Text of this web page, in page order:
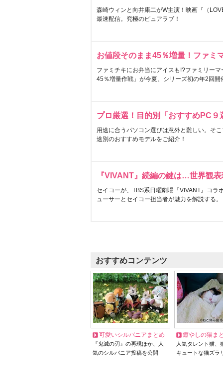
森崎ウィンと向井康二がW主演！映画『（
最速配信。究極のピュアラブ！
お値段そのまま45％増量！ファミ
ファミチキにお弁当にアイスも!?ファミリー
45％増量作戦」が今夏、シリーズ初の年2回開
プロ厳選！目的別「おすすめPC９
用途に合うパソコン選びは意外と難しい。そ
途別のおすすめモデルをご紹介！
『VIVANT』続編の鍵は…世界観
セイコーが、TBS系日曜劇場『VIVANT』コラ
ューサーとセイコー担当者が魅力を解説する。
おすすめコンテンツ
可愛いシルバニアまとめ
『鬼滅の刃』の再現ほか、人
気のシルバニア投稿を公開
癒やしの猫ま
人気タレント猫
キュートな猫ズラ